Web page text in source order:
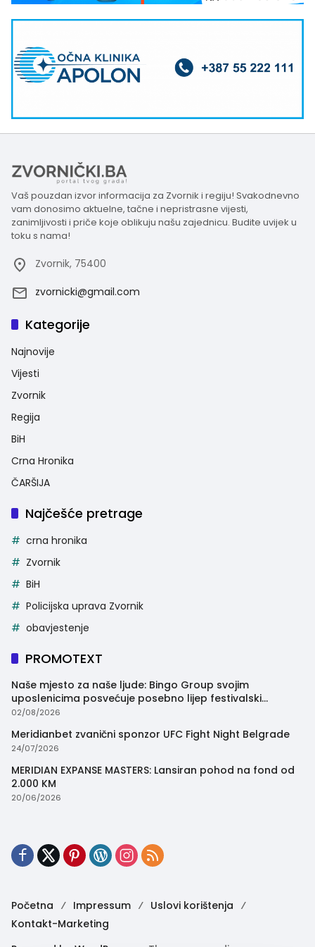
Vaš pouzdan izvor informacija za Zvornik i regiju! Svakodnevno
vam donosimo aktuelne, tačne i nepristrasne vijesti,
zanimljivosti i priče koje oblikuju našu zajednicu. Budite uvijek u
toku s nama!
Zvornik, 75400
zvornicki@gmail.com
Kategorije
Najnovije
Vijesti
Zvornik
Regija
BiH
Crna Hronika
ČARŠIJA
Najčešće pretrage
crna hronika
Zvornik
BiH
Policijska uprava Zvornik
obavjestenje
PROMOTEXT
Naše mjesto za naše ljude: Bingo Group svojim
uposlenicima posvećuje posebno lijep festivalski
trenutak
02/08/2026
Meridianbet zvanični sponzor UFC Fight Night Belgrade
24/07/2026
MERIDIAN EXPANSE MASTERS: Lansiran pohod na fond od
2.000 KM
20/06/2026
Početna Impressum
Uslovi korištenja
Kontakt-Marketing